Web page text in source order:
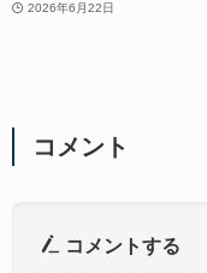
2026年6月22日
コメント
コメントする